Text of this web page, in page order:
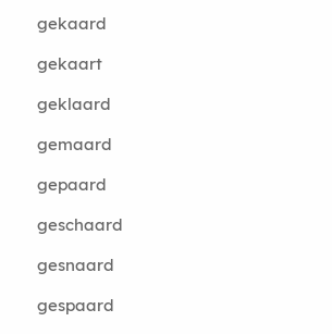
gekaard
gekaart
geklaard
gemaard
gepaard
geschaard
gesnaard
gespaard